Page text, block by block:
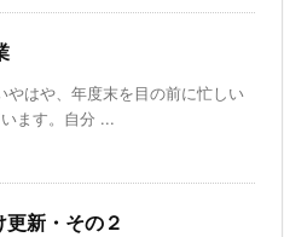
はや、年度末を目の前に忙しい
ます。自分 ...
新・その２